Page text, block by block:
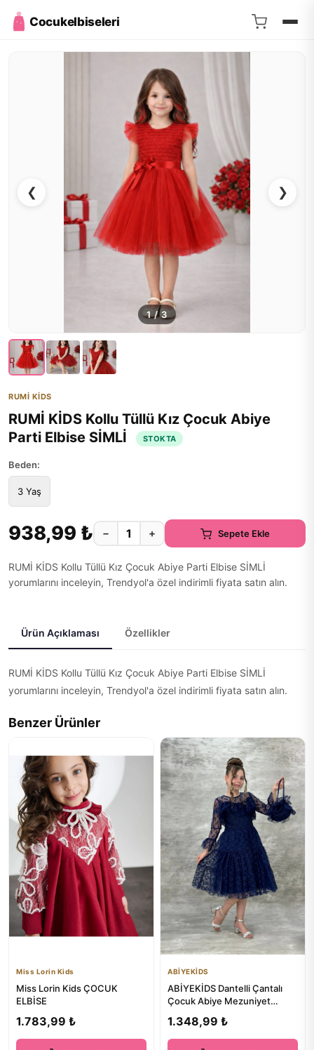
Cocukelbiseleri
❮ ❯
1/3
RUMİ KİDS
RUMİ KİDS Kollu Tüllü Kız Çocuk Abiye
Parti Elbise SİMLİ
STOKTA
Beden:
3 Yaş
938,99 ₺ − + Sepete Ekle
RUMİ KİDS Kollu Tüllü Kız Çocuk Abiye Parti Elbise SİMLİ
yorumlarını inceleyin, Trendyol'a özel indirimli fiyata satın alın.
Ürün Açıklaması Özellikler
RUMİ KİDS Kollu Tüllü Kız Çocuk Abiye Parti Elbise SİMLİ
yorumlarını inceleyin, Trendyol'a özel indirimli fiyata satın alın.
Benzer Ürünler
Miss Lorin Kids
Miss Lorin Kids ÇOCUK
ELBİSE
1.783,99 ₺
ABİYEKİDS
ABİYEKİDS Dantelli Çantalı
Çocuk Abiye Mezuniyet
1.348,99 ₺